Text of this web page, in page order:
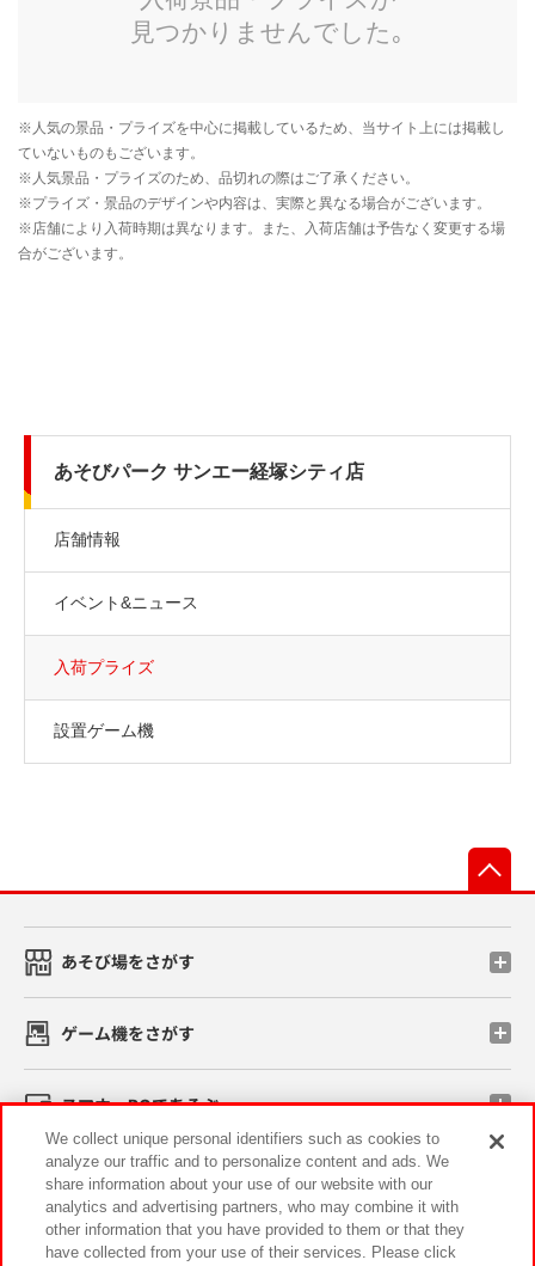
あそびパーク サンエー経塚シティ店
店舗情報
イベント&ニュース
入荷プライズ
設置ゲーム機
あそび場をさがす
ゲーム機をさがす
スマホ・PCであそぶ
イベント・キャンペーン
We collect unique personal identifiers such as cookies to
analyze our traffic and to personalize content and ads. We
share information about your use of our website with our
analytics and advertising partners, who may combine it with
other information that you have provided to them or that they
have collected from your use of their services. Please click